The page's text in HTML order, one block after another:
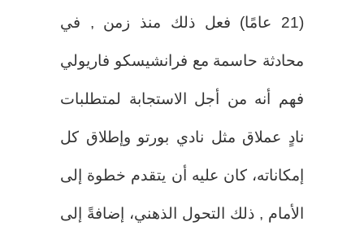
(21 عامًا) فعل ذلك منذ زمن , في
محادثة حاسمة مع فرانشيسكو فاريولي
فهم أنه من أجل الاستجابة لمتطلبات
نادٍ عملاق مثل نادي بورتو وإطلاق كل
إمكاناته، كان عليه أن يتقدم خطوة إلى
الأمام , ذلك التحول الذهني، إضافةً إلى